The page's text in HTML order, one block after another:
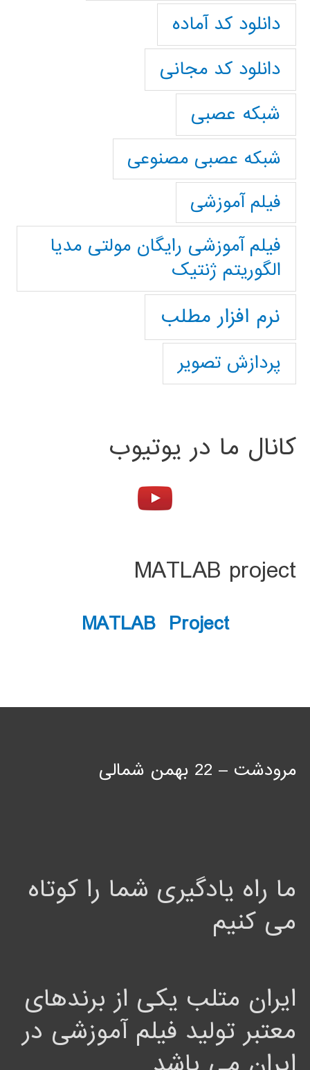
دانلود کد آماده
دانلود کد مجانی
شبکه عصبی
شبکه عصبی مصنوعی
فیلم آموزشی
فیلم آموزشی رایگان مولتی مدیا
الگوریتم ژنتیک
نرم افزار مطلب
پردازش تصویر
کانال ما در یوتیوب
MATLAB project
MATLAB Project
مرودشت – 22 بهمن شمالی
ما راه یادگیری شما را کوتاه
می کنیم
ایران متلب یکی از برندهای
معتبر تولید فیلم آموزشی در